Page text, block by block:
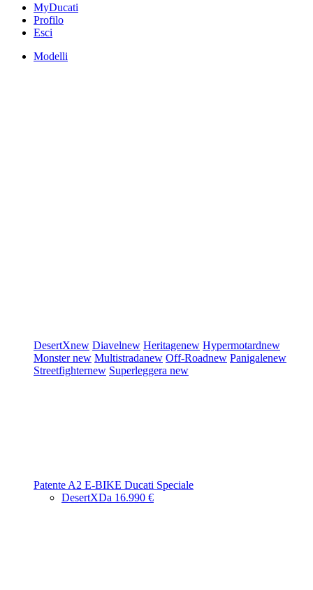
MyDucati
Profilo
Esci
Modelli
DesertXnew Diavelnew Heritagenew Hypermotardnew
Monsternew Multistradanew Off-Roadnew Panigalenew
Streetfighternew Superleggera new
Patente A2 E-BIKE Ducati Speciale
DesertXDa 16.990 €